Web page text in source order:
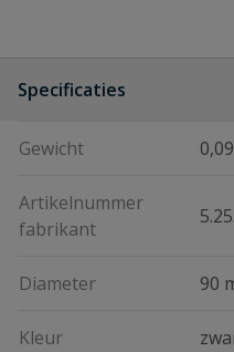
Specificaties
Gewicht
Artikelnummer
fabrikant
Diameter 90
Kleur